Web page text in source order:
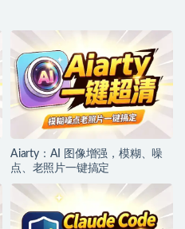
Aiarty：AI 图像增强，模糊、噪
点、老照片一键搞定